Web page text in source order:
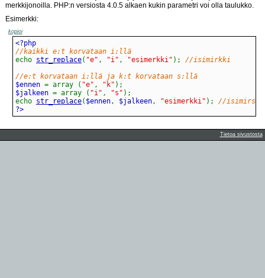
merkkijonoilla. PHP:n versiosta 4.0.5 alkaen kukin parametri voi olla taulukko.
Esimerkki:
kopioi
//kaikki e:t korvataan i:llä
echo str_replace( "e" , "i" , "esimerkki" ) ;
//isimirkki
//e:t korvataan i:llä ja k:t korvataan s:llä
$ennen = array ( "e" , "k" ) ;
$jalkeen = array ( "i" , "s" ) ;
echo str_replace( $ennen, $jalkeen, "esimerkki" ) ;
//isimirssi
?>
Tietoa sivustosta